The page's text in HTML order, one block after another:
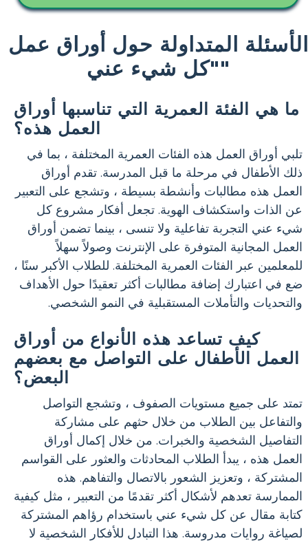
الأسئلة المتداولة حول أوراق عمل
"كل شيء عني"
ما هي الفئة العمرية التي تناسبها أوراق
العمل هذه؟
تلبي أوراق العمل هذه الفئات العمرية المختلفة ، بما في
ذلك الأطفال في مرحلة ما قبل المدرسة. تقدم أوراق
العمل هذه مطالبات وأنشطة بسيطة ، وتشجع على التعبير
عن الذات واستكشاف الهوية. تجعل أفكار مشروع كل
شيء عني التجربة تفاعلية ولا تنسى ، بينما تضمن أوراق
العمل المجانية المتوفرة على الإنترنت وصولاً سهلاً
للمعلمين عبر الفئات العمرية المختلفة. للطلاب الأكبر سنًا ،
ضع في اعتبارك إضافة مطالبات أكثر تعقيدًا حول الأهداف
والتحديات والتأملات المستقبلية في النمو الشخصي.
كيف تساعد هذه الأنواع من أوراق
العمل الأطفال على التواصل مع بعضهم
البعض؟
تمتد على جميع مستويات الصفوف ، وتشجع التواصل
والتفاعل بين الطلاب من خلال حثهم على مشاركة
التفاصيل الشخصية والخبرات. من خلال إكمال أوراق
العمل هذه ، يبدأ الطلاب المحادثات والعثور على القواسم
المشتركة ، وتعزيز الشعور بالاتصال والتفاهم. هذه
الممارسة تعدهم لأشكال أكثر تقدمًا من التعبير ، مثل كيفية
كتابة مقال عن كل شيء عني باستخدام رؤاهم المشتركة
لصياغة روايات مدروسة. هذا التبادل للأفكار الشخصية لا